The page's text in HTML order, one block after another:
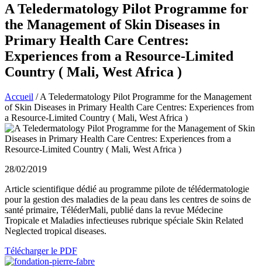
A Teledermatology Pilot Programme for
the Management of Skin Diseases in
Primary Health Care Centres:
Experiences from a Resource-Limited
Country ( Mali, West Africa )
Accueil /A Teledermatology Pilot Programme for the Management
of Skin Diseases in Primary Health Care Centres: Experiences from
a Resource-Limited Country ( Mali, West Africa )
28/02/2019
Article scientifique dédié au programme pilote de télédermatologie
pour la gestion des maladies de la peau dans les centres de soins de
santé primaire, TéléderMali, publié dans la revue Médecine
Tropicale et Maladies infectieuses rubrique spéciale Skin Related
Neglected tropical diseases.
Télécharger le PDF